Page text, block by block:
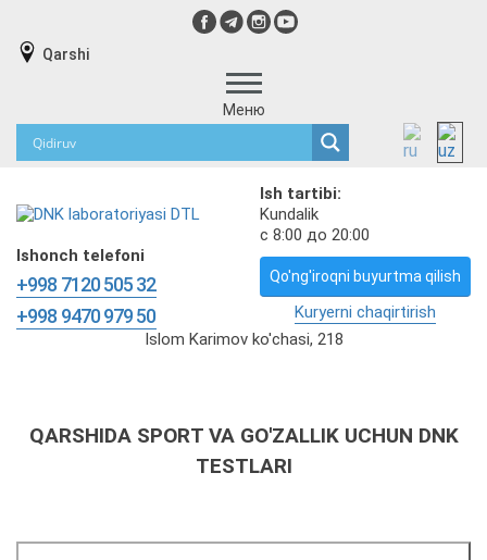
Qarshi
Меню
Ish tartibi:
Kundalik
с 8:00 до 20:00
Ishonch telefoni
+998 7120 505 32
+998 9470 979 50
Qo'ng'iroqni buyurtma qilish
Kuryerni chaqirtirish
Islom Karimov ko'chasi, 218
QARSHIDA SPORT VA GO'ZALLIK UCHUN DNK
TESTLARI